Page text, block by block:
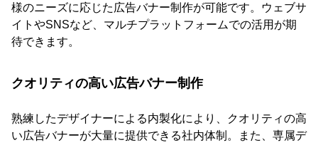
様のニーズに応じた広告バナー制作が可能です。ウェブサ
イトやSNSなど、マルチプラットフォームでの活用が期
待できます。
クオリティの高い広告バナー制作
熟練したデザイナーによる内製化により、クオリティの高
い広告バナーが大量に提供できる社内体制。また、専属デ